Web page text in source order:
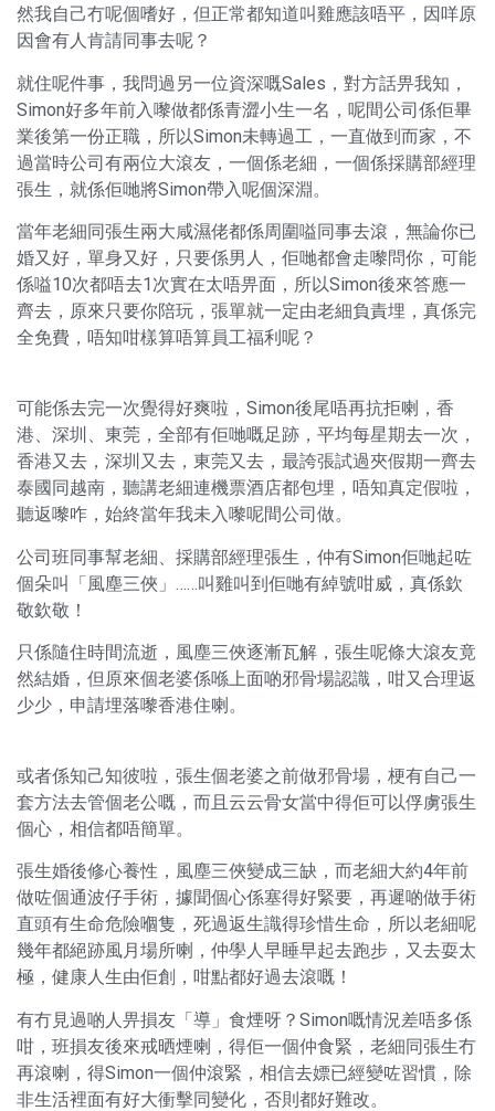
然我自己冇呢個嗜好，但正常都知道叫雞應該唔平，因咩原
因會有人肯請同事去呢？
就住呢件事，我問過另一位資深嘅Sales，對方話畀我知，
Simon好多年前入嚟做都係青澀小生一名，呢間公司係佢畢
業後第一份正職，所以Simon未轉過工，一直做到而家，不
過當時公司有兩位大滾友，一個係老細，一個係採購部經理
張生，就係佢哋將Simon帶入呢個深淵。
當年老細同張生兩大咸濕佬都係周圍嗌同事去滾，無論你已
婚又好，單身又好，只要係男人，佢哋都會走嚟問你，可能
係嗌10次都唔去1次實在太唔畀面，所以Simon後來答應一
齊去，原來只要你陪玩，張單就一定由老細負責埋，真係完
全免費，唔知咁樣算唔算員工福利呢？
可能係去完一次覺得好爽啦，Simon後尾唔再抗拒喇，香
港、深圳、東莞，全部有佢哋嘅足跡，平均每星期去一次，
香港又去，深圳又去，東莞又去，最誇張試過夾假期一齊去
泰國同越南，聽講老細連機票酒店都包埋，唔知真定假啦，
聽返嚟咋，始終當年我未入嚟呢間公司做。
公司班同事幫老細、採購部經理張生，仲有Simon佢哋起咗
個朵叫「風塵三俠」……叫雞叫到佢哋有綽號咁威，真係欽
敬欽敬！
只係隨住時間流逝，風塵三俠逐漸瓦解，張生呢條大滾友竟
然結婚，但原來個老婆係喺上面啲邪骨場認識，咁又合理返
少少，申請埋落嚟香港住喇。
或者係知己知彼啦，張生個老婆之前做邪骨場，梗有自己一
套方法去管個老公嘅，而且云云骨女當中得佢可以俘虜張生
個心，相信都唔簡單。
張生婚後修心養性，風塵三俠變成三缺，而老細大約4年前
做咗個通波仔手術，據聞個心係塞得好緊要，再遲啲做手術
直頭有生命危險嗰隻，死過返生識得珍惜生命，所以老細呢
幾年都絕跡風月場所喇，仲學人早睡早起去跑步，又去耍太
極，健康人生由佢創，咁點都好過去滾嘅！
有冇見過啲人畀損友「導」食煙呀？Simon嘅情況差唔多係
咁，班損友後來戒晒煙喇，得佢一個仲食緊，老細同張生冇
再滾喇，得Simon一個仲滾緊，相信去嫖已經變咗習慣，除
非生活裡面有好大衝擊同變化，否則都好難改。